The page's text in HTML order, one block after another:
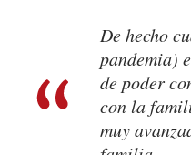
De hecho
pandemia)
de poder
con la
muy